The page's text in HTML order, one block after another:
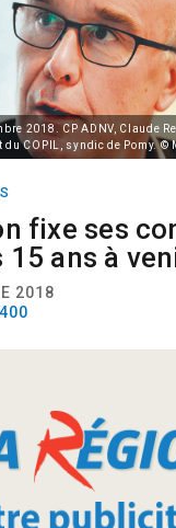
2018. CP ADNV, Claude
du COPIL, syndic de Pomy. ©
fixe ses
15 ans à
2018